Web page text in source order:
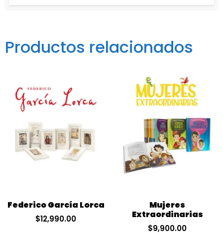
Productos relacionados
Federico García Lorca
$12,990.00
Mujeres
Extraordinarias
$9,900.00